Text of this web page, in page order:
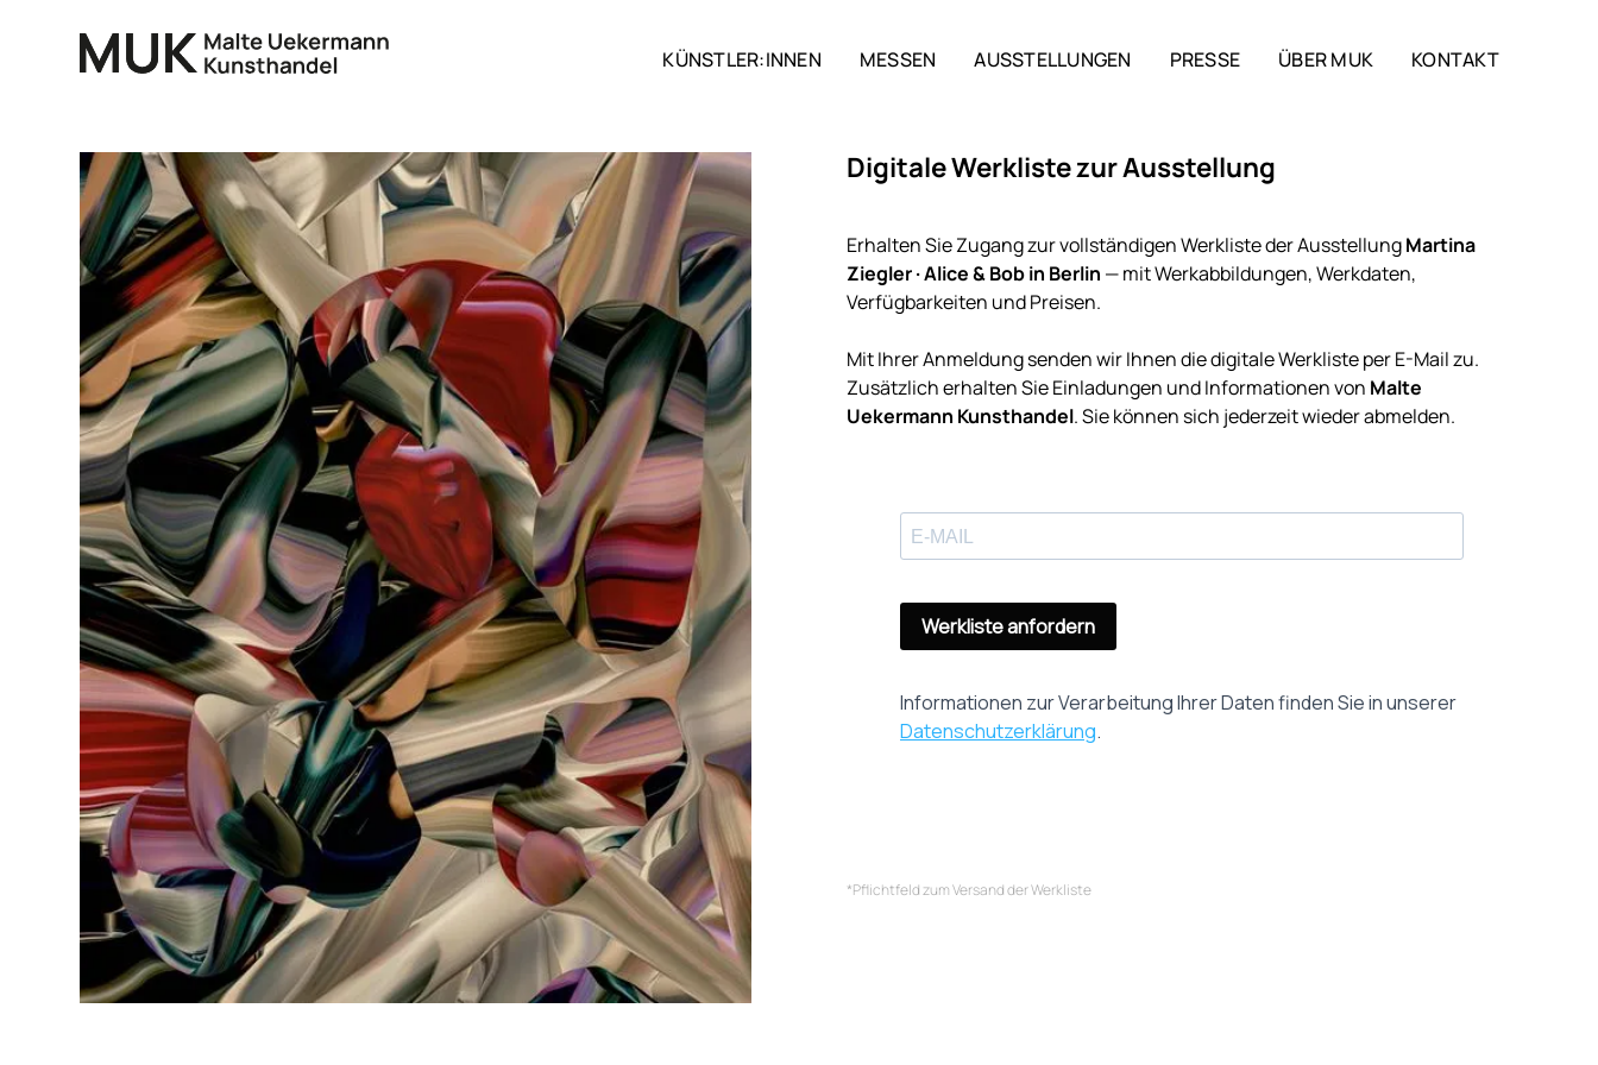
KÜNSTLER:INNEN MESSEN AUSSTELLUNGEN PRESSE ÜBER MUK KONTAKT
Digitale Werkliste zur Ausstellung
Erhalten Sie Zugang zur vollständigen Werkliste der AusstellungMartina
Ziegler · Alice & Bob in Berlin — mit Werkabbildungen, Werkdaten,
Verfügbarkeiten und Preisen.
Mit Ihrer Anmeldung senden wir Ihnen die digitale Werkliste per E-Mail zu.
Zusätzlich erhalten Sie Einladungen und Informationen von Malte
Uekermann Kunsthandel. Sie können sich jederzeit wieder abmelden.
Werkliste anfordern
Informationen zur Verarbeitung Ihrer Daten finden Sie in unserer
Datenschutzerklärung.
*Pflichtfeld zum Versand der Werkliste